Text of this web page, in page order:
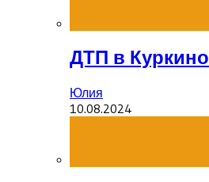
ДТП в Куркино
Юлия
10.08.2024